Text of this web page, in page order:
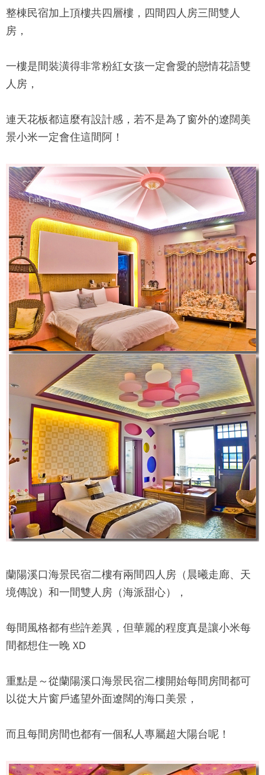
整棟民宿加上頂樓共四層樓，四間四人房三間雙人
房，
一樓是間裝潢得非常粉紅女孩一定會愛的戀情花語雙
人房，
連天花板都這麼有設計感，若不是為了窗外的遼闊美
景小米一定會住這間阿！
蘭陽溪口海景民宿二樓有兩間四人房（晨曦走廊、天
境傳說）和一間雙人房（海派甜心），
每間風格都有些許差異，但華麗的程度真是讓小米每
間都想住一晚 XD
重點是～從蘭陽溪口海景民宿二樓開始每間房間都可
以從大片窗戶遙望外面遼闊的海口美景，
而且每間房間也都有一個私人專屬超大陽台呢！